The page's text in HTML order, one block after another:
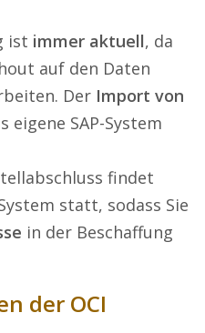
ist immer aktuell, da
auf den Daten
Der Import von
eigene SAP-System
findet
statt, sodass Sie
in der Beschaffung
der OCI